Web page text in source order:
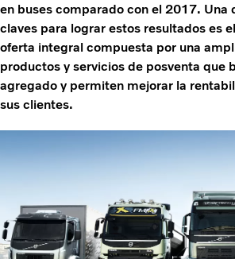
en buses comparado con el 2017. Una
claves para lograr estos resultados es
oferta integral compuesta por una
productos y servicios de posventa que
agregado y permiten mejorar la
sus clientes.